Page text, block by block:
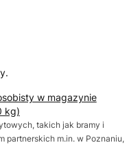
w magazynie
kg)
takich jak bramy i
partnerskich m.in. w Poznaniu,